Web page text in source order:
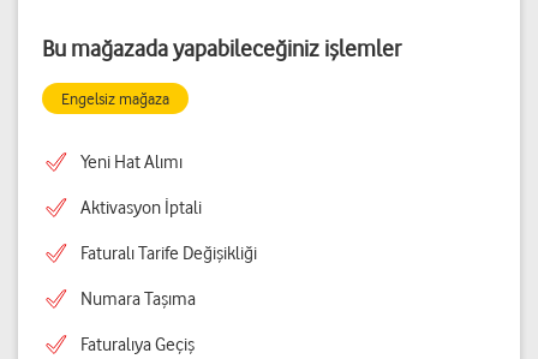
Bu mağazada yapabileceğiniz işlemler
Engelsiz mağaza
Yeni Hat Alımı
Aktivasyon İptali
Faturalı Tarife Değişikliği
Numara Taşıma
Faturalıya Geçiş